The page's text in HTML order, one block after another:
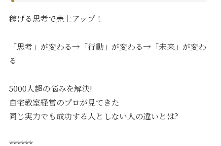
稼げる思考で売上アップ！
「思考」が変わる→「行動」が変わる→「未来」が変わ
る
5000人超の悩みを解決!
自宅教室経営のプロが見てきた
同じ実力でも成功する人としない人の違いとは?